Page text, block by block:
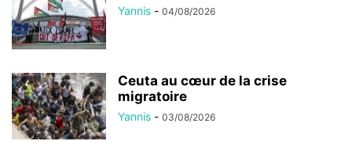
Yannis - 04/08/2026
Ceuta au cœur de la crise
migratoire
Yannis - 03/08/2026